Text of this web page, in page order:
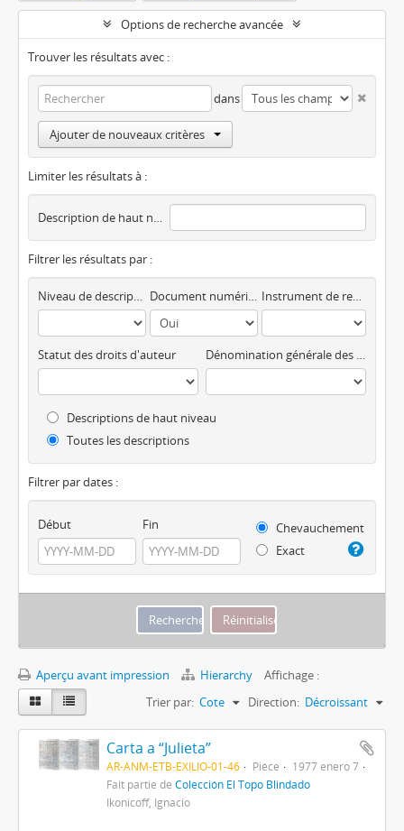
Options de recherche avancée
Trouver les résultats avec :
dans
Ajouter de nouveaux critères
Limiter les résultats à :
Description de haut niveau
Filtrer les résultats par :
Niveau de description Document numérique disponible Instrument de recherche
Statut des droits d'auteur Dénomination générale des documents
Descriptions de haut niveau
Toutes les descriptions
Filtrer par dates :
Début Fin
Chevauchement
Exact
Aperçu avant impression Hierarchy
Affichage :
Trier par: Cote Direction: Décroissant
Carta a “Julieta”
AR-ANM-ETB-EXILIO-01-46 Pièce
1977 enero 7
Fait partie de Colección El Topo Blindado
Ikonicoff, Ignacio